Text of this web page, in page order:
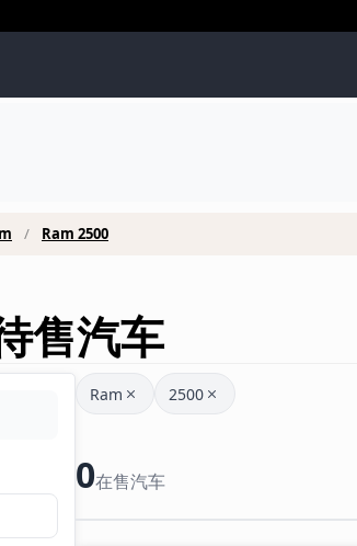
Ram 2500
售汽车
Ram 2500
0在售汽车